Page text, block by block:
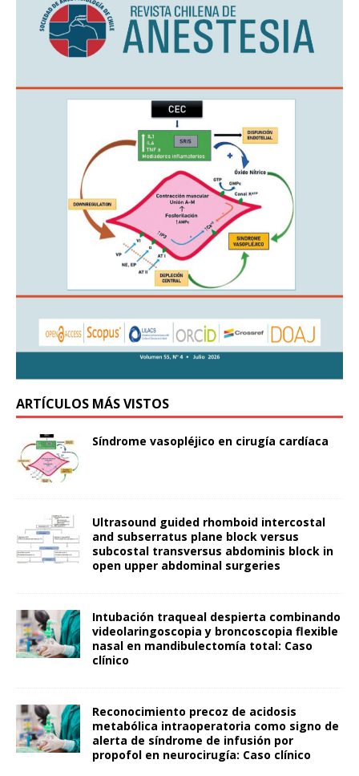
ARTÍCULOS MÁS VISTOS
Síndrome vasopléjico en cirugía cardíaca
Ultrasound guided rhomboid intercostal
and subserratus plane block versus
subcostal transversus abdominis block in
open upper abdominal surgeries
Intubación traqueal despierta combinando
videolaringoscopia y broncoscopia flexible
nasal en mandibulectomía total: Caso
clínico
Reconocimiento precoz de acidosis
metabólica intraoperatoria como signo de
alerta de síndrome de infusión por
propofol en neurocirugía: Caso clínico